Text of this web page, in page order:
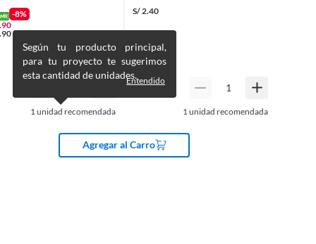
-8%
1 unidad recomendada
Según tu producto principal,
para tu proyecto te sugerimos
esta cantidad de unidades.Entendido
S/ 2.40
1 unidad recomendada
Agregar al Carro